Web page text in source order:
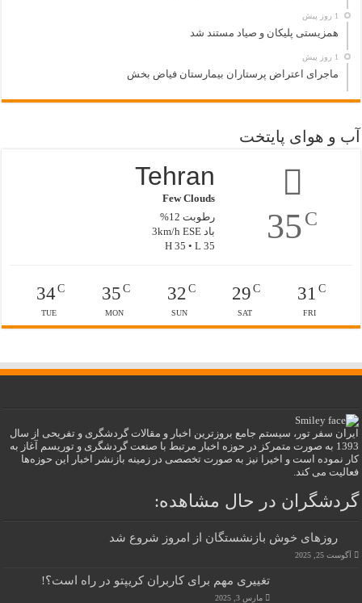
1 روز پیش
همزیستی پلیکان و صیاد مستند شد
1 روز پیش
ماجرای اعتراض پرستاران بیمارستان فیاض بخش
آب و هوای پایتخت
35C
Tehran
Few Clouds
رطوبت 12%
باد 3km/h ESE
H 35 • L 35
31 C
FRI
29 C
SAT
32C
SUN
35C
MON
34C
TUE
ایران سفر تور، سیستم جامع بروزترین اخبار و مقالات گردشگری و تفریحی از سال
1393 به صورت متمرکز در حوزه اخبار مرتبط با صنعت گردشگری و توریسم آغاز به
کار نموده است و اخیرا نیز به صورت تخصصی در زمینه بازنشر اخبار این حوزه‌ها
فعالیت می کند.
گردشگران در حال مشاهده:
روزهای خوش بازنشستگان از امروز شروع شد
آگوست 25, 2025
تغییری مهم برای کاربران کریپتو در راه است؟!
مارس 3, 2025